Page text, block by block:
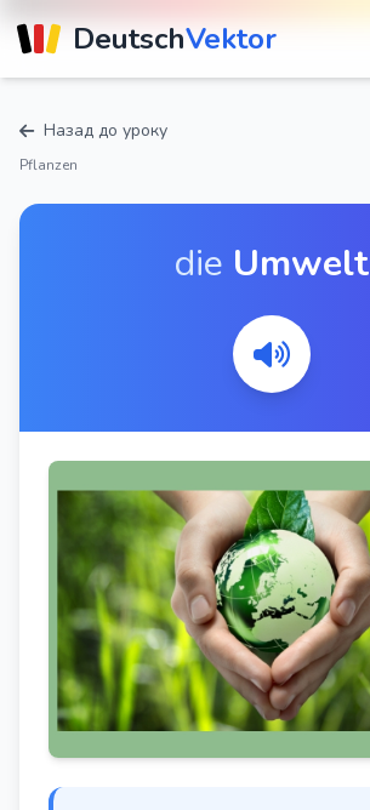
DeutschVektor
Назад до уроку
Pflanzen
die Umwelt